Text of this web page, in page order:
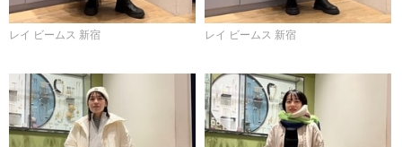
レイ ビームス 新宿 レイ ビームス 新宿